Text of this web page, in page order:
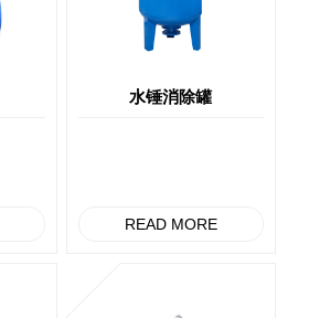
水锤消除罐
READ MORE